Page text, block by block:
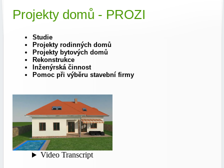
Projekty domů - PROZI
Studie
Projekty rodinných domů
Projekty bytových domů
Rekonstrukce
Inženýrská činnost
Pomoc při výběru stavební firmy